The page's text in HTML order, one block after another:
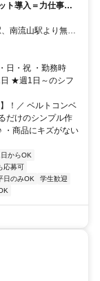
ト導入＝力仕事少
南流山駅より無料
日・祝 ・勤務時
★週1日～のシフ
！／ ベルトコンベ
だけのシンプル作
・商品にキズがない
からOK
応募可
日のみOK
学生歓迎